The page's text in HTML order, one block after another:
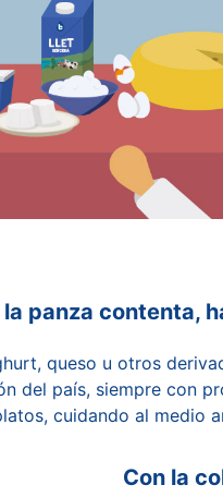
panza contenta,
queso u otros
del país, siempre con
cuidando al medio
Con la